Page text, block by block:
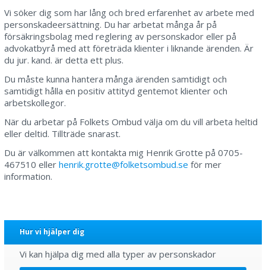
Vi söker dig som har lång och bred erfarenhet av arbete med
personskadeersättning. Du har arbetat många år på
försäkringsbolag med reglering av personskador eller på
advokatbyrå med att företräda klienter i liknande ärenden. Är
du jur. kand. är detta ett plus.
Du måste kunna hantera många ärenden samtidigt och
samtidigt hålla en positiv attityd gentemot klienter och
arbetskollegor.
När du arbetar på Folkets Ombud välja om du vill arbeta heltid
eller deltid. Tillträde snarast.
Du är välkommen att kontakta mig Henrik Grotte på 0705-
467510 eller henrik.grotte@folketsombud.se för mer
information.
Hur vi hjälper dig
Vi kan hjälpa dig med alla typer av personskador